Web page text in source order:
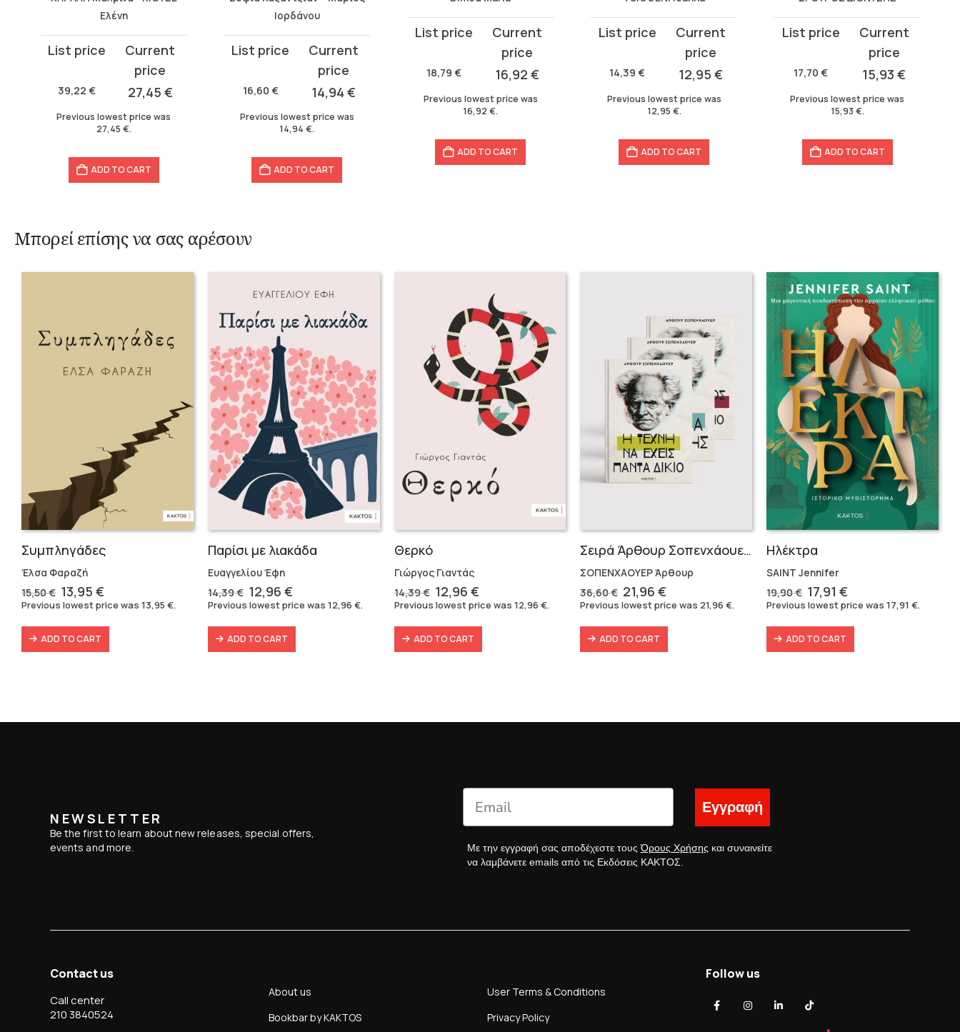
Ελένη
39,22€
Original
was:
39,22 €.
27,45 €
Current
27,45 €.
Previous lowest price was
27,45 €.
ADD TO CART
Ιορδάνου
16,60 €
Original
was:
16,60 €.
14,94€
Current
14,94 €.
Previous lowest price was
14,94€.
ADD TO CART
18,79€
Original
was:
18,79 €.
16,92 €
Current
16,92 €.
Previous lowest price was
16,92€.
ADD TO CART
14,39€
Original
was:
14,39 €.
12,95 €
Current
12,95 €.
Previous lowest price was
12,95 €.
ADD TO CART
17,70€
Original
was:
17,70 €.
15,93€
Current
15,93 €.
Previous lowest price was
15,93 €.
ADD TO CART
Μπορεί επίσης να σας αρέσουν
Συμπληγάδες
Έλσα Φαραζή
15,50€ Original
price
15,50 €.
13,95€
price
13,95 €.
Previous lowest price was 13,95 €.
ADD TO CART
Παρίσι με λιακάδα
Ευαγγελίου Έφη
14,39€ Original
price
14,39 €.
12,96 €Current
price
12,96 €.
Previous lowest price was 12,96 €.
ADD TO CART
Θερκό
Γιώργος Γιαντάς
14,39€ Original
price
14,39 €.
12,96 €Current
price
12,96 €.
Previous lowest price was 12,96 €.
ADD TO CART
Σειρά Άρθουρ Σοπενχάουερ (3 βιβλία)
ΣΟΠΕΝΧΑΟΥΕΡ Άρθουρ
36,60€ Original
price
36,60 €.
21,96€
price
21,96 €.
Previous lowest price was 21,96€.
ADD TO CART
Ηλέκτρα
SAINT Jennifer
19,90€ Original
price
19,90 €.
17,91€
price
17,91 €.
Previous lowest price was17,91€.
ADD TO CART
NEWSLETTER
Be the first to learn about new releases, special offers,
events and more.
Εγγραφή
Με την εγγραφή σας αποδέχεστε τουςΌρους Χρήσης και συναινείτε
να λαμβάνετε emails από τις Εκδόσεις ΚΑΚΤΟΣ.
Contact us
Call center
210 3840524
About us
Bookbar by KAKTOS
User Terms & Conditions
Privacy Policy
Follow us